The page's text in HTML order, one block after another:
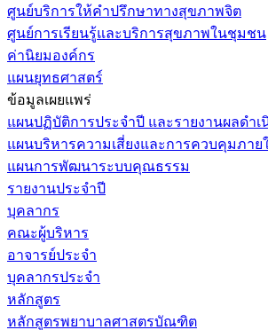
ศูนย์บริการให้คำปรึกษาทางสุขภาพจิต
ศูนย์การเรียนรู้และบริการสุขภาพในชุมชน
ค่านิยมองค์กร
แผนยุทธศาสตร์
ข้อมูลเผยแพร่
แผนปฏิบัติการประจำปี และรายงานผลดำเ
แผนบริหารความเสี่ยงและการควบคุมภาย
แผนการพัฒนาระบบคุณธรรม
รายงานประจำปี
บุคลากร
คณะผู้บริหาร
อาจารย์ประจำ
บุคลากรประจำ
หลักสูตร
หลักสูตรพยาบาลศาสตรบัณฑิต